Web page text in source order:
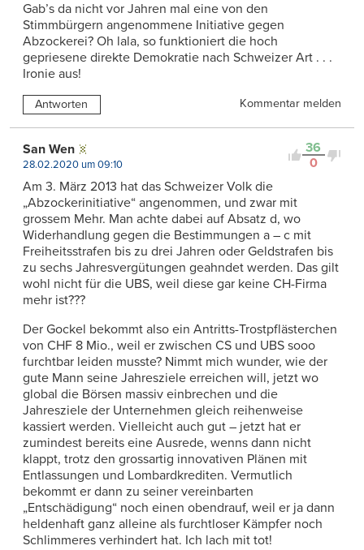
Gab’s da nicht vor Jahren mal eine von den
Stimmbürgern angenommene Initiative gegen
Abzockerei? Oh lala, so funktioniert die hoch
gepriesene direkte Demokratie nach Schweizer Art . . .
Ironie aus!
Antworten Kommentar melden
36
0
San Wen
28.02.2020 um 09:10
Am 3. März 2013 hat das Schweizer Volk die
„Abzockerinitiative“ angenommen, und zwar mit
grossem Mehr. Man achte dabei auf Absatz d, wo
Widerhandlung gegen die Bestimmungen a – c mit
Freiheitsstrafen bis zu drei Jahren oder Geldstrafen bis
zu sechs Jahresvergütungen geahndet werden. Das gilt
wohl nicht für die UBS, weil diese gar keine CH-Firma
mehr ist???
Der Gockel bekommt also ein Antritts-Trostpflästerchen
von CHF 8 Mio., weil er zwischen CS und UBS sooo
furchtbar leiden musste? Nimmt mich wunder, wie der
gute Mann seine Jahresziele erreichen will, jetzt wo
global die Börsen massiv einbrechen und die
Jahresziele der Unternehmen gleich reihenweise
kassiert werden. Vielleicht auch gut – jetzt hat er
zumindest bereits eine Ausrede, wenns dann nicht
klappt, trotz den grossartig innovativen Plänen mit
Entlassungen und Lombardkrediten. Vermutlich
bekommt er dann zu seiner vereinbarten
„Entschädigung“ noch einen obendrauf, weil er ja dann
heldenhaft ganz alleine als furchtloser Kämpfer noch
Schlimmeres verhindert hat. Ich lach mit tot!